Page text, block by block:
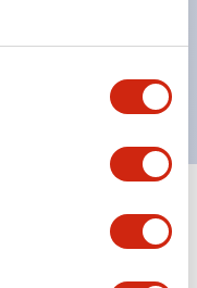
1色のLED球で各色
一部機種は除く）